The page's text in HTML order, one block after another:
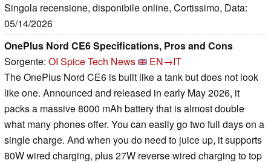
Singola recensione, disponibile online, Cortissimo, Data:
05/14/2026
OnePlus Nord CE6 Specifications, Pros and Cons
Sorgente: OI Spice Tech News
EN→IT
The OnePlus Nord CE6 is built like a tank but does not look
like one. Announced and released in early May 2026, it
packs a massive 8000 mAh battery that is almost double
what many phones offer. You can easily go two full days on a
single charge. And when you do need to juice up, it supports
80W wired charging, plus 27W reverse wired charging to top